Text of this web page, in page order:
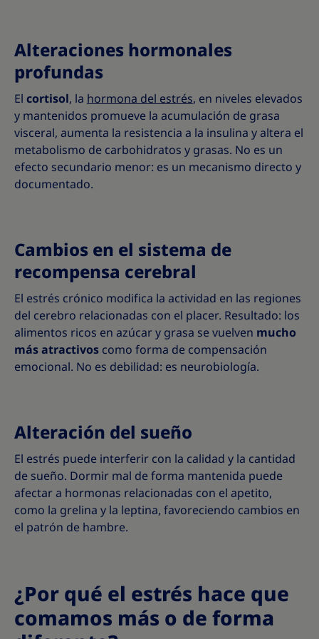
Alteraciones hormonales
profundas
El cortisol, la hormona del estrés, en niveles elevados
y mantenidos promueve la acumulación de grasa
visceral, aumenta la resistencia a la insulina y altera el
metabolismo de carbohidratos y grasas. No es un
efecto secundario menor: es un mecanismo directo y
documentado.
Cambios en el sistema de
recompensa cerebral
El estrés crónico modifica la actividad en las regiones
del cerebro relacionadas con el placer. Resultado: los
alimentos ricos en azúcar y grasa se vuelven mucho
más atractivos como forma de compensación
emocional. No es debilidad: es neurobiología.
Alteración del sueño
El estrés puede interferir con la calidad y la cantidad
de sueño. Dormir mal de forma mantenida puede
afectar a hormonas relacionadas con el apetito,
como la grelina y la leptina, favoreciendo cambios en
el patrón de hambre.
¿Por qué el estrés hace que
comamos más o de forma